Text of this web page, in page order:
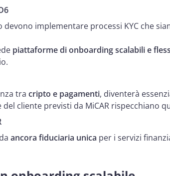
implementare processi KYC che
piattaforme di onboarding scalabili e
tra cripto e pagamenti, diventerà
cliente previsti da MiCAR rispecchiano
ancora fiduciaria unica per i servizi